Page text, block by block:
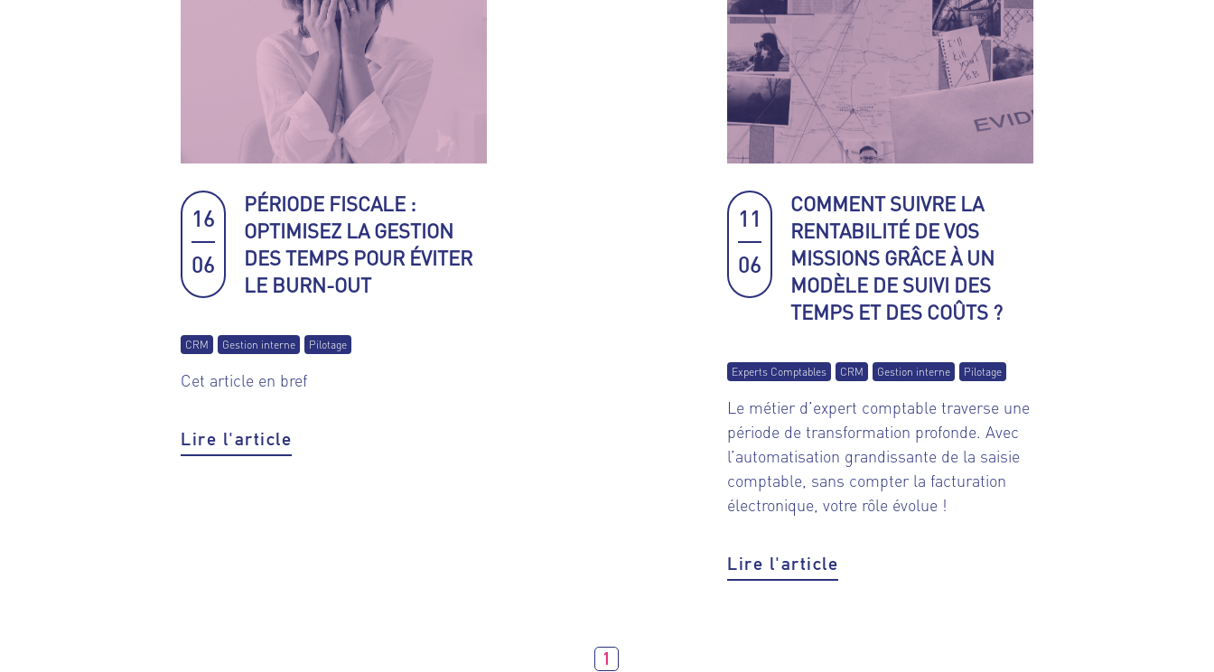
16
06
PÉRIODE FISCALE :
OPTIMISEZ LA GESTION
DES TEMPS POUR ÉVITER
LE BURN-OUT
CRM Gestion interne Pilotage
Cet article en bref
Lire l'article
11
06
COMMENT SUIVRE LA
RENTABILITÉ DE VOS
MISSIONS GRÂCE À UN
MODÈLE DE SUIVI DES
TEMPS ET DES COÛTS ?
Experts Comptables CRM Gestion interne Pilotage
Le métier d’expert comptable traverse une
période de transformation profonde. Avec
l’automatisation grandissante de la saisie
comptable, sans compter la facturation
électronique, votre rôle évolue !
Lire l'article
1